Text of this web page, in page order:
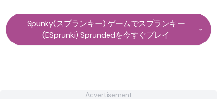
Spunky(スプランキー) ゲームでスプランキー
(ESprunki) Sprundedを今すぐプレイ
Advertisement